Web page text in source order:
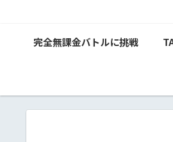
完全無課金バトルに挑戦